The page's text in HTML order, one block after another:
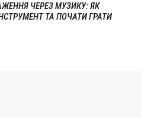
ЧЕРЕЗ МУЗИКУ: ЯК
ТА ПОЧАТИ ГРАТИ